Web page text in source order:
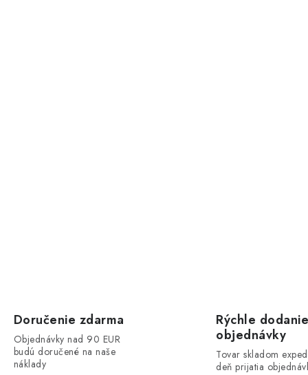
Doručenie zdarma
Objednávky nad 90 EUR
budú doručené na naše
náklady
Rýchle dodanie
objednávky
Tovar skladom
deň prijatia